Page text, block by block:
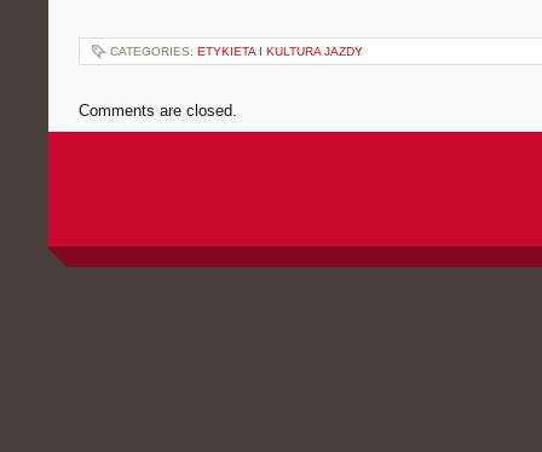
CATEGORIES: ETYKIETA I KULTURA JAZDY
Comments are closed.